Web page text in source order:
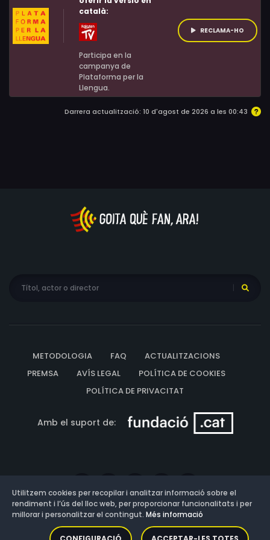
català:
Participa en la
campanya de
Plataforma per la
Llengua.
RECLAMA-HO
Darrera actualització: 10 d'agost de 2026 a les 00:43
METODOLOGIA FAQ
ACTUALITZACIONS
PREMSA
AVÍS LEGAL
POLÍTICA DE COOKIES
POLÍTICA DE PRIVACITAT
Amb el suport de:
Versió: 3.13.0.202607011342
Utilitzem cookies per recopilar i analitzar informació sobre el
rendiment i l’ús del lloc web, per proporcionar funcionalitats i per
millorar i personalitzar el contingut. Més informació